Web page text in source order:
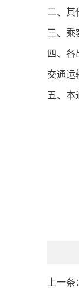
二、其
三、乘
四、各
交通运
五、本
上一条